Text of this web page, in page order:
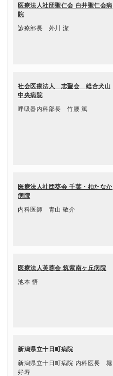
医療法人社団聖仁会 白井聖仁会病
院
診療部長 外川 潔
社会医療法人 志聖会 総合犬山
中央病院
呼吸器内科部長 竹腰 篤
医療法人社団葵会 千葉・柏たなか
病院
内科医師 青山 敬介
医療法人芙蓉会 筑紫南ヶ丘病院
池本 悟
新潟県立十日町病院
新潟県立十日町病院 内科医長 堀
好寿